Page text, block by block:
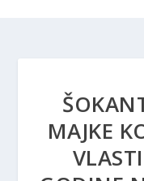
MAJKE